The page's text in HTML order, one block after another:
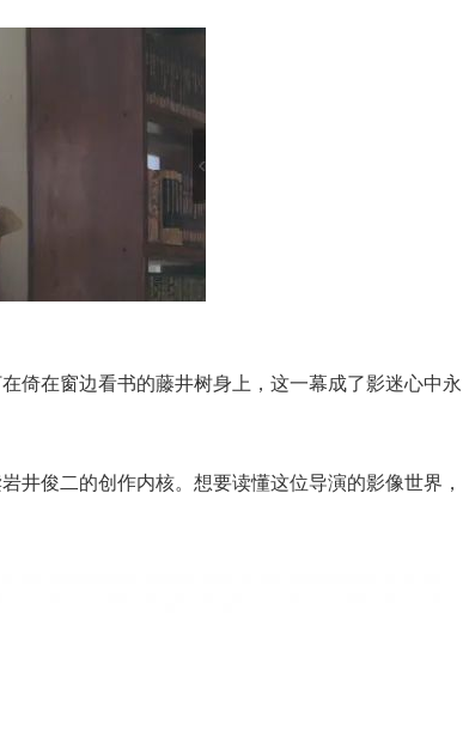
倚在窗边看书的藤井树身上，这一幕成了影迷心中永
井俊二的创作内核。想要读懂这位导演的影像世界，